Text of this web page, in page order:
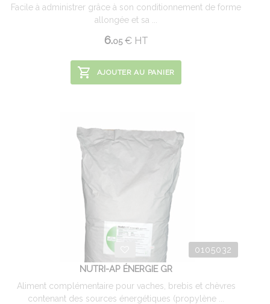
Facile à administrer grâce à son conditionnement de forme
allongée et sa ...
6.05 €HT
AJOUTER AU PANIER
0105032
NUTRI-AP ÉNERGIE GR
Aliment complémentaire pour vaches, brebis et chèvres
contenant des sources énergétiques (propylène ...